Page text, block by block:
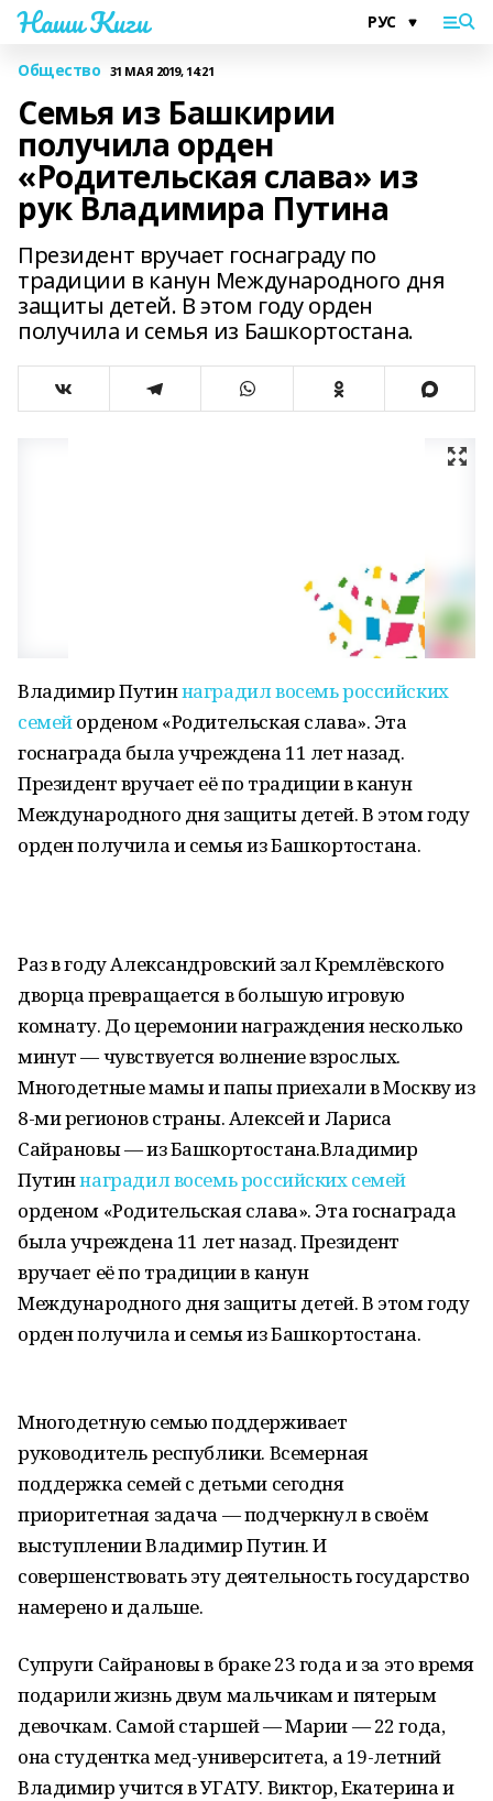
Наши Киги
Общество 31 МАЯ 2019, 14:21
Семья из Башкирии
получила орден
«Родительская слава» из
рук Владимира Путина
Президент вручает госнаграду по
традиции в канун Международного дня
защиты детей. В этом году орден
получила и семья из Башкортостана.
Владимир Путиннаградил восемь российских
семейорденом «Родительская слава». Эта
госнаграда была учреждена 11 лет назад.
Президент вручает её по традиции в канун
Международного дня защиты детей. В этом году
орден получила и семья из Башкортостана.
Раз в году Александровский зал Кремлёвского
дворца превращается в большую игровую
комнату. До церемонии награждения несколько
минут — чувствуется волнение взрослых.
Многодетные мамы и папы приехали в Москву из
8-ми регионов страны. Алексей и Лариса
Сайрановы — из Башкортостана.Владимир
Путиннаградил восемь российских семей
орденом «Родительская слава». Эта госнаграда
была учреждена 11 лет назад. Президент
вручает её по традиции в канун
Международного дня защиты детей. В этом году
орден получила и семья из Башкортостана.
Многодетную семью поддерживает
руководитель республики. Всемерная
поддержка семей с детьми сегодня
приоритетная задача — подчеркнул в своём
выступлении Владимир Путин. И
совершенствовать эту деятельность государство
намерено и дальше.
Супруги Сайрановы в браке 23 года и за это время
подарили жизнь двум мальчикам и пятерым
девочкам. Самой старшей — Марии — 22 года,
она студенткамед-университета, а 19-летний
Владимир учится в УГАТУ. Виктор, Екатерина и